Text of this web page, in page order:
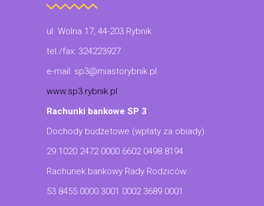
ul. Wolna 17, 44-203 Rybnik
tel./fax: 324223927
e-mail: sp3@miastorybnik.pl
www.sp3.rybnik.pl
Rachunki bankowe SP 3
Dochody budżetowe (wpłaty za obiady):
29 1020 2472 0000 6602 0498 8194
Rachunek bankowy Rady Rodziców:
53 8455 0000 3001 0002 3689 0001